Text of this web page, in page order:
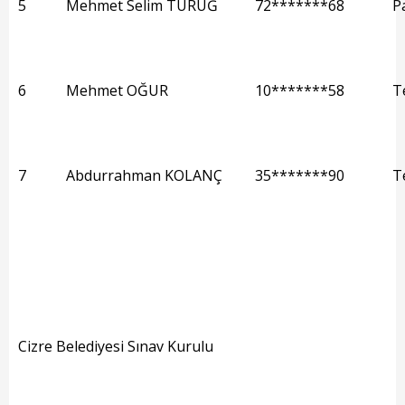
Nöbetçi Eczaneler
Hava Durumu
5 Mehmet Selim TÜRÜĞ 72*******68
6 Mehmet OĞUR 10*******58
7 Abdurrahman KOLANÇ 35*******90
Cizre Belediyesi Sınav Kurulu